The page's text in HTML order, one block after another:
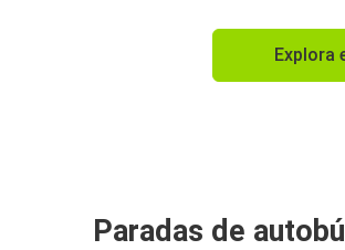
Explora
Paradas de